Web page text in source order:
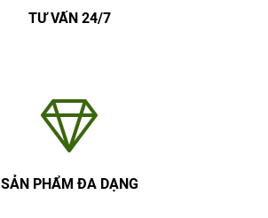
TƯ VẤN 24/7
SẢN PHẨM ĐA DẠNG